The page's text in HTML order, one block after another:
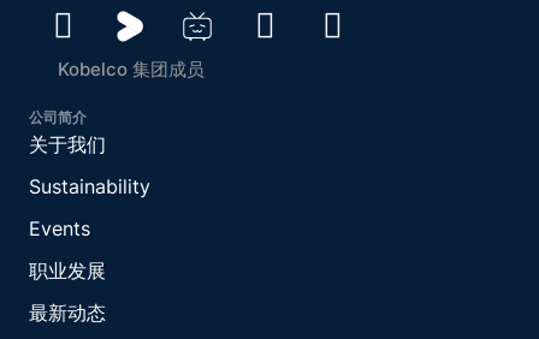
Kobelco 集团成员
公司简介
关于我们
Sustainability
Events
职业发展
最新动态